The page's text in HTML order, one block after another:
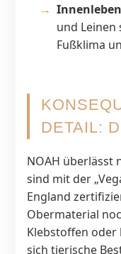
und Leinen
Fußklima
DETAIL:
NOAH überlässt
sind mit der
England
Obermaterial
Klebstoffen
sich tierische